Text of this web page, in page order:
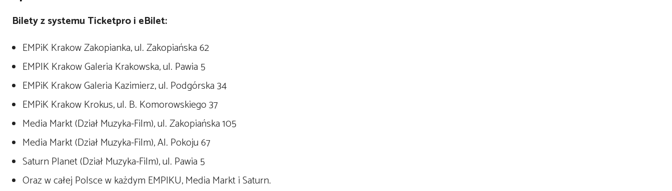
Bilety z systemu Ticketpro i eBilet:
EMPiK Krakow Zakopianka, ul. Zakopiańska 62
EMPIK Krakow Galeria Krakowska, ul. Pawia 5
EMPiK Krakow Galeria Kazimierz, ul. Podgórska 34
EMPiK Krakow Krokus, ul. B. Komorowskiego 37
Media Markt (Dział Muzyka-Film), ul. Zakopiańska 105
Media Markt (Dział Muzyka-Film), Al. Pokoju 67
Saturn Planet (Dział Muzyka-Film), ul. Pawia 5
Oraz w całej Polsce w każdym EMPIKU, Media Markt i Saturn.